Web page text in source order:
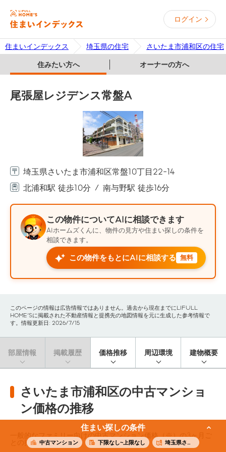
ログイン
住まいインデックス 埼玉県の住宅 さいたま市浦和区の住宅
住みたい方へ オーナーの方へ
住まい探しの条件
中古マンション 下限なし~上限なし 埼玉県さいたま市浦和区
尾張屋レジデンス常盤A
埼玉県さいたま市浦和区常盤10丁目22-14
北浦和駅 徒歩10分
南与野駅 徒歩16分
この物件についてAIに相談できます
AIホームズくんに、物件の見方や住まい探しの条件を
相談できます。
この物件をもとにAIに相談する 無料
このページの情報は広告情報ではありません。過去から現在までにLIFULL
HOME'Sに掲載された不動産情報と提携先の地図情報を元に生成した参考情報で
す。情報更新日: 2026/7/15
部屋情報 掲載履歴 価格推移 周辺環境 建物概要
さいたま市浦和区の中古マンショ
ン価格の推移
一般的なファミリー向けの中古マンション価格（※）の3ヶ月ご
との推移です。